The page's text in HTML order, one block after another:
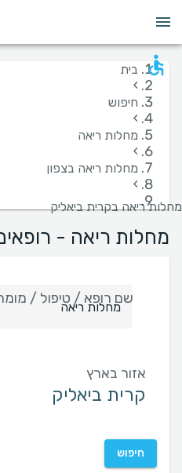
בית
›
חיפוש
›
מחלות ריאה
›
מחלות ריאה בצפון
›
מחלות ריאה בקרית ביאליק
מחלות ריאה -
שם רופא / טיפול /
אזור בארץ
חיפוש